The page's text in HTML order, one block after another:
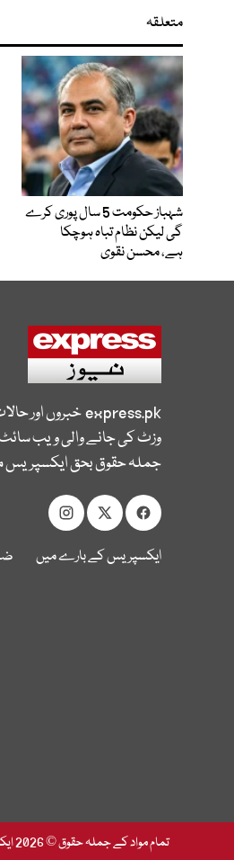
متعلقہ
شہباز حکومت 5 سال پوری کرے
گی لیکن نظام تباہ ہوچکا
ہے، محسن نقوی
express.pkخبروں اور
وزٹ کی جانے والی ویب
جملہ حقوق بحق ایکسپریس
ایکسپریس کے بارے میں
تمام مواد کے جملہ حقوق © 2026 ایکسپریس اردو